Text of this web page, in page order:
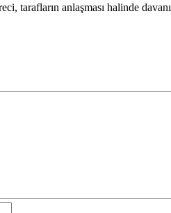
tarafların anlaşması halinde